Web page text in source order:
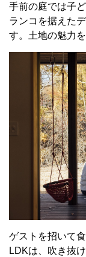
手前の庭では子
ランコを据えた
す。土地の魅力
ゲストを招いて
LDKは、吹き抜